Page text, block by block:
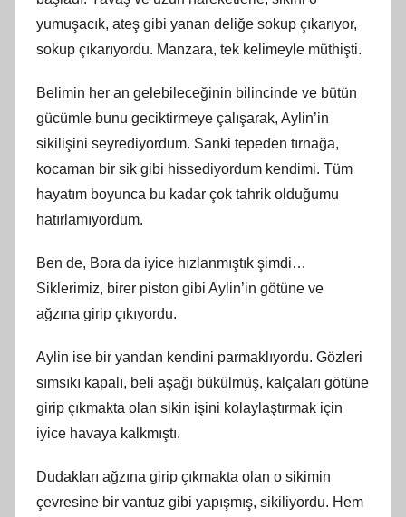
yumuşacık, ateş gibi yanan deliğe sokup çıkarıyor,
sokup çıkarıyordu. Manzara, tek kelimeyle müthişti.
Belimin her an gelebileceğinin bilincinde ve bütün
gücümle bunu geciktirmeye çalışarak, Aylin’in
sikilişini seyrediyordum. Sanki tepeden tırnağa,
kocaman bir sik gibi hissediyordum kendimi. Tüm
hayatım boyunca bu kadar çok tahrik olduğumu
hatırlamıyordum.
Ben de, Bora da iyice hızlanmıştık şimdi…
Siklerimiz, birer piston gibi Aylin’in götüne ve
ağzına girip çıkıyordu.
Aylin ise bir yandan kendini parmaklıyordu. Gözleri
sımsıkı kapalı, beli aşağı bükülmüş, kalçaları götüne
girip çıkmakta olan sikin işini kolaylaştırmak için
iyice havaya kalkmıştı.
Dudakları ağzına girip çıkmakta olan o sikimin
çevresine bir vantuz gibi yapışmış, sikiliyordu. Hem